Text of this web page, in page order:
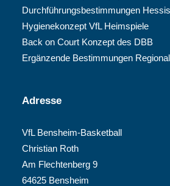
Durchführungsbestimmungen
Hygienekonzept VfL Heimspiele
Back on Court Konzept des DBB
Ergänzende Bestimmungen
Adresse
VfL Bensheim-Basketball
Christian Roth
Am Flechtenberg 9
64625 Bensheim